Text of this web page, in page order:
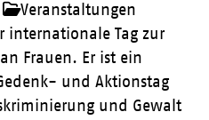
Veranstaltungen
internationale Tag zur
Frauen. Er ist ein
und Aktionstag
und Gewalt